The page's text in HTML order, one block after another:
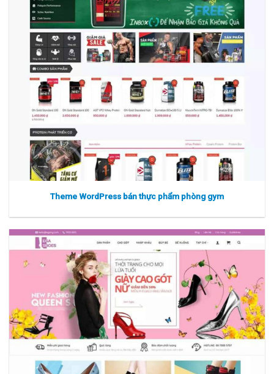
Xem thực tế Xem chi tiết
Xem thực tế Xem chi tiết
Theme WordPress bán thực phẩm phòng gym